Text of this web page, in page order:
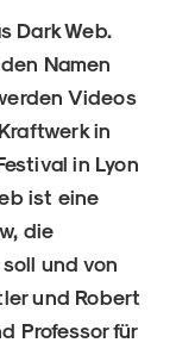
Dark Web.
Namen
Videos
in
in Lyon
ist eine
die
und von
und Robert
Professor für